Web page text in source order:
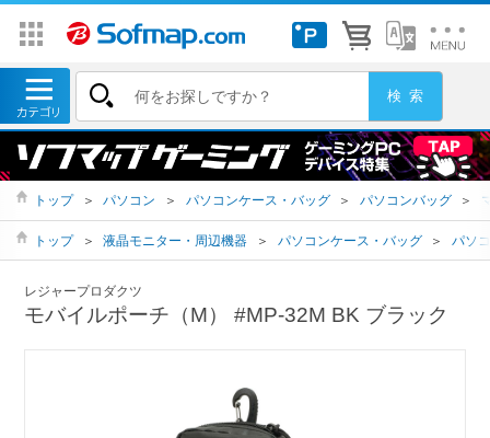
トップ ＞ パソコン ＞ パソコンケース・バッグ ＞ パソコンバッグ ＞
トップ ＞ 液晶モニター・周辺機器 ＞ パソコンケース・バッグ ＞ パソ
レジャープロダクツ
モバイルポーチ（M） #MP-32M BK ブラック